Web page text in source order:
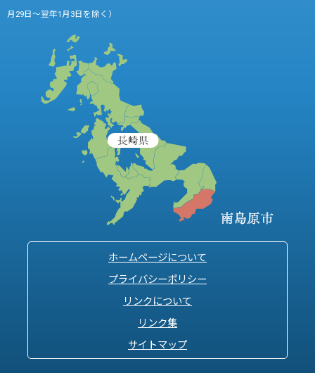
月29日～翌年1月3日を除く）
ホームページについて
プライバシーポリシー
リンクについて
リンク集
サイトマップ